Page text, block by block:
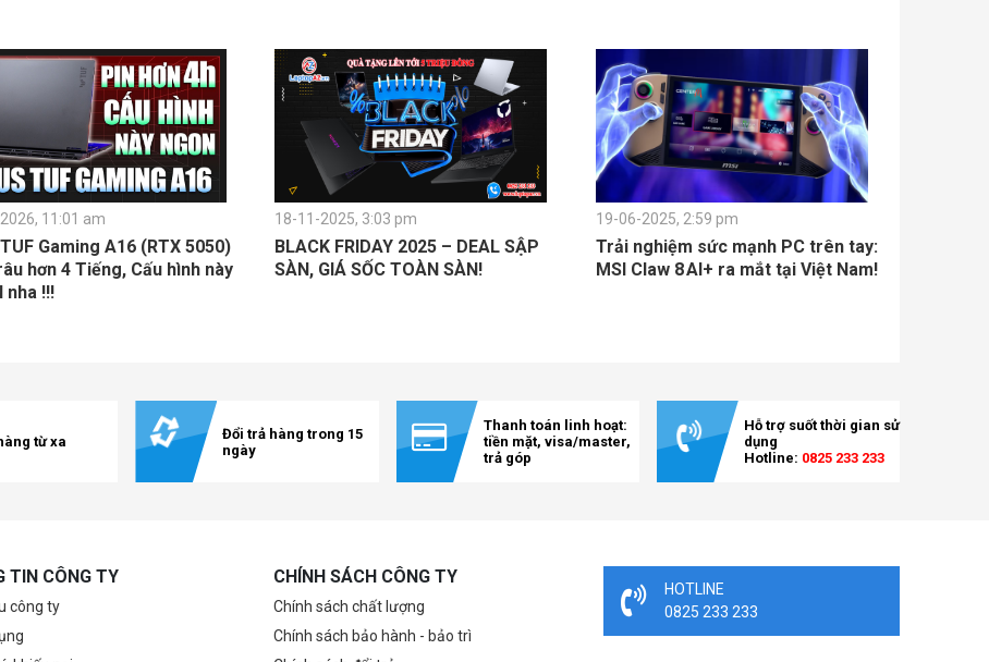
11:01 am
Gaming A16 (RTX 5050)
hơn 4 Tiếng, Cấu hình này
nha !!!
18-11-2025, 3:03 pm
BLACK FRIDAY 2025 – DEAL SẬP
SÀN, GIÁ SỐC TOÀN SÀN!
19-06-2025, 2:59 pm
Trải nghiệm sức mạnh PC trên tay:
MSI Claw 8 AI+ ra mắt tại Việt Nam!
từ xa
Đổi trả hàng trong 15
ngày
Thanh toán linh hoạt:
tiền mặt, visa/master,
trả góp
Hỗ trợ suốt thời gian sử
dụng
Hotline: 0825 233 233
TIN CÔNG TY
công ty
CHÍNH SÁCH CÔNG TY
Chính sách chất lượng
Chính sách bảo hành - bảo trì
HOTLINE
0825 233 233